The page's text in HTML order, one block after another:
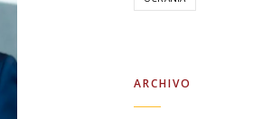
ARCHIVO